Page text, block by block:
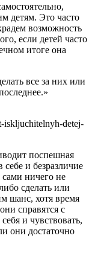
детям. Это часто
возможность
если детей часто
итоге она
все за них или
поспешная
и безразличие
ничего не
сделать или
шанс, хотя время
справятся с
и чувствовать,
они достаточно